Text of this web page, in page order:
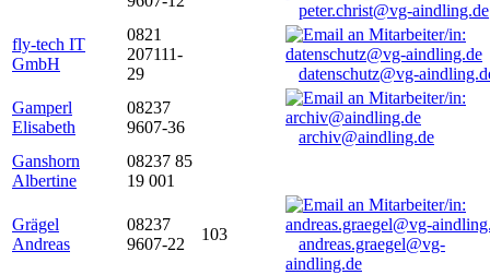
peter.christ@vg-aindling.de
fly-tech IT
GmbH
0821
207111-
29
datenschutz@vg-
Gamperl
Elisabeth
08237
9607-36
archiv@aindling.de
Ganshorn
Albertine
08237 85
19 001
Grägel
Andreas
08237
9607-22
103
andreas.graegel@vg-
aindling.de